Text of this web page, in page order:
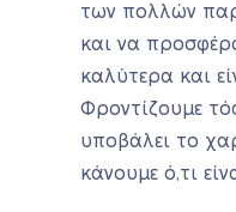
των πολλών
και να
καλύτερα και
Φροντίζουμε
υποβάλει το
κάνουμε ό,τι